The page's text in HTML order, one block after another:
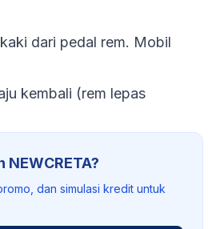
dari pedal rem. Mobil
kembali (rem lepas
dan simulasi kredit untuk